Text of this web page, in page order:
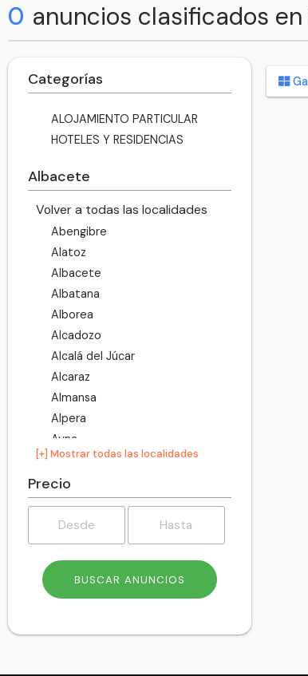
0 anuncios clasificados en
Categorías
ALOJAMIENTO PARTICULAR
HOTELES Y RESIDENCIAS
Albacete
Volver a todas las localidades
Abengibre
Alatoz
Albacete
Albatana
Alborea
Alcadozo
Alcalá del Júcar
Alcaraz
Almansa
Alpera
Ayna
Balazote
Ballestero
Balsa de Ves
Barrax
Bienservida
Bogarra
Bonete
[+] Mostrar todas las localidades
Precio